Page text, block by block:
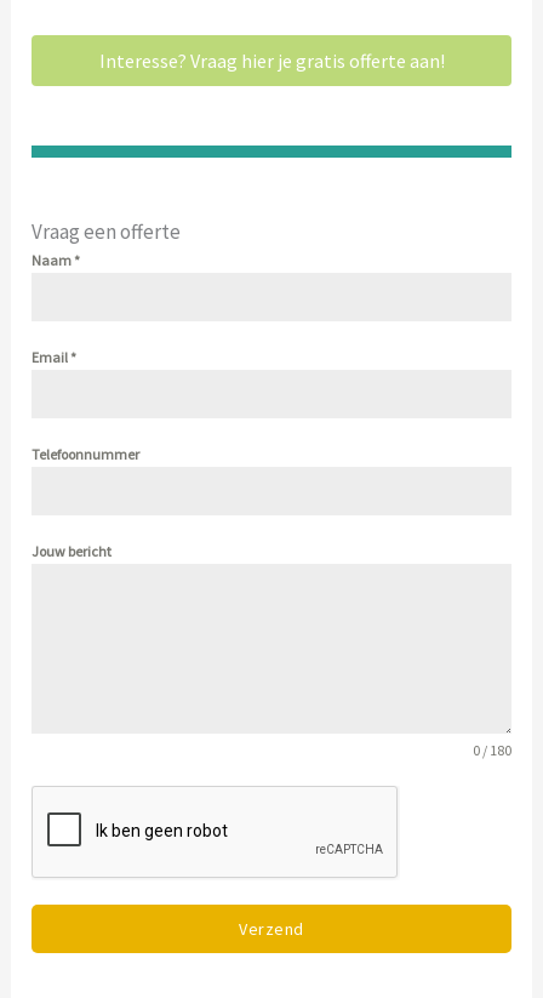
Interesse? Vraag hier je gratis offerte aan!
Vraag een offerte
Naam *
Email *
Telefoonnummer
Jouw bericht
0 / 180
Verzend